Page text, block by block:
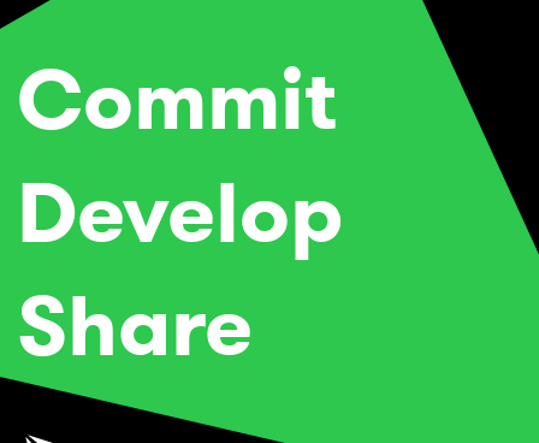
Commit
Develop
Share